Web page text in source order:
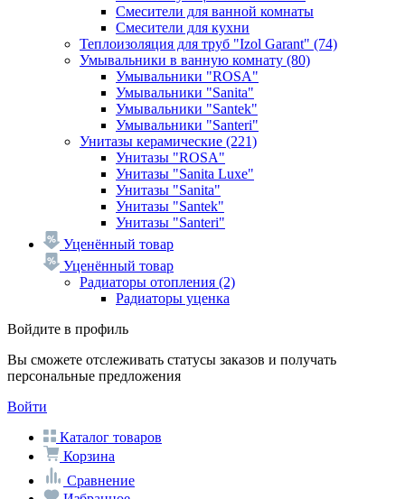
Смесители для ванной комнаты
Смесители для кухни
Теплоизоляция для труб "Izol Garant" (74)
Умывальники в ванную комнату (80)
Умывальники "ROSA"
Умывальники "Sanita"
Умывальники "Santek"
Умывальники "Santeri"
Унитазы керамические (221)
Унитазы "ROSA"
Унитазы "Sanita Luxe"
Унитазы "Sanita"
Унитазы "Santek"
Унитазы "Santeri"
Уценённый товар
Уценённый товар
Радиаторы отопления (2)
Радиаторы уценка
Войдите в профиль
Вы сможете отслеживать статусы заказов и получать
персональные предложения
Войти
Каталог товаров
Корзина
Сравнение